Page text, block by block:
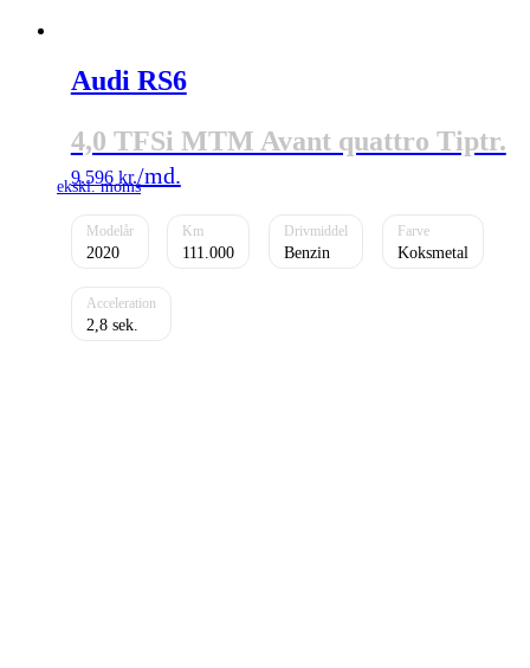
Audi RS6
4,0 TFSi MTM Avant quattro Tiptr.
9.596 kr.
2020 111.000 Benzin Koksmetal
2,8